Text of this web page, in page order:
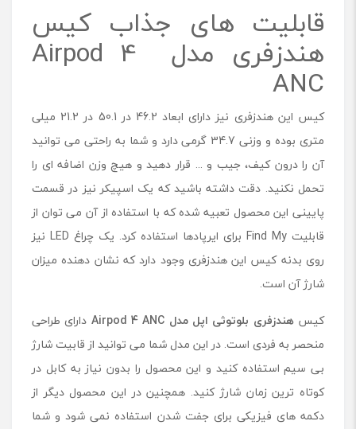
قابلیت های جذاب کیس
هندزفری مدل Airpod 4
ANC
کیس این هندزفری نیز دارای ابعاد 46.2 در 50.1 در 21.2 میلی
متری بوده و وزنی 34.7 گرمی دارد و شما به راحتی می توانید
آن را درون کیف، جیب و ... قرار دهید و هیچ وزن اضافه ای را
تحمل نکنید. دقت داشته باشید که یک اسپیکر نیز در قسمت
پایینی این محصول تعبیه شده که با استفاده از آن می توان از
قابلیت Find My برای ایرپادها استفاده کرد. یک چراغ LED نیز
روی بدنه کیس این هندزفری وجود دارد که نشان دهنده میزان
شارژ آن است.
کیسهندزفری بلوتوثی اپل مدل Airpod 4 ANC دارای طراحی
منحصر به فردی است. در این مدل شما می توانید از قابیت شارژ
بی سیم استفاده کنید و این محصول را بدون نیاز به کابل در
کوتاه ترین زمان شارژ کنید. همچنین در این محصول دیگر از
دکمه های فیزیکی برای جفت شدن استفاده نمی شود و شما